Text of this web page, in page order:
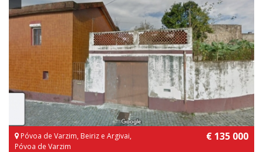
Póvoa de Varzim, Beiriz e Argivai,
Póvoa de Varzim
€ 135 000